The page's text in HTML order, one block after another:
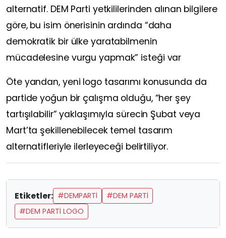
alternatif. DEM Parti yetkililerinden alınan bilgilere
göre, bu isim önerisinin ardında “daha
demokratik bir ülke yaratabilmenin
mücadelesine vurgu yapmak” isteği var
Öte yandan, yeni logo tasarımı konusunda da
partide yoğun bir çalışma olduğu, “her şey
tartışılabilir” yaklaşımıyla sürecin Şubat veya
Mart’ta şekillenebilecek temel tasarım
alternatifleriyle ilerleyeceği belirtiliyor.
Etiketler: #DEMPARTI
#DEM PARTI
#DEM PARTI LOGO